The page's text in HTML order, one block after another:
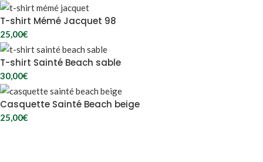
T-shirt Mémé Jacquet 98
25,00€
T-shirt Sainté Beach sable
30,00€
Casquette Sainté Beach beige
25,00€